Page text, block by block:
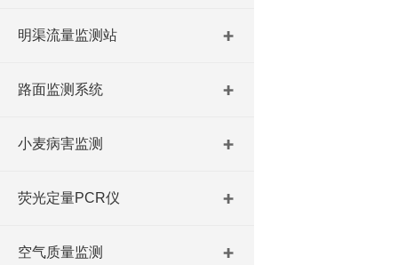
明渠流量监测站
路面监测系统
小麦病害监测
荧光定量PCR仪
空气质量监测